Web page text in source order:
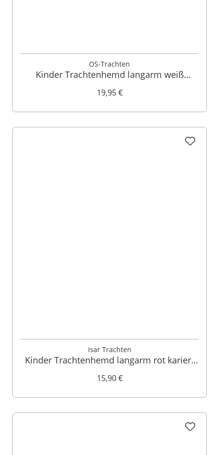
OS-Trachten
Kinder Trachtenhemd langarm weiß
19,95 €
Isar Trachten
Kinder Trachtenhemd langarm rot kariert
15,90 €